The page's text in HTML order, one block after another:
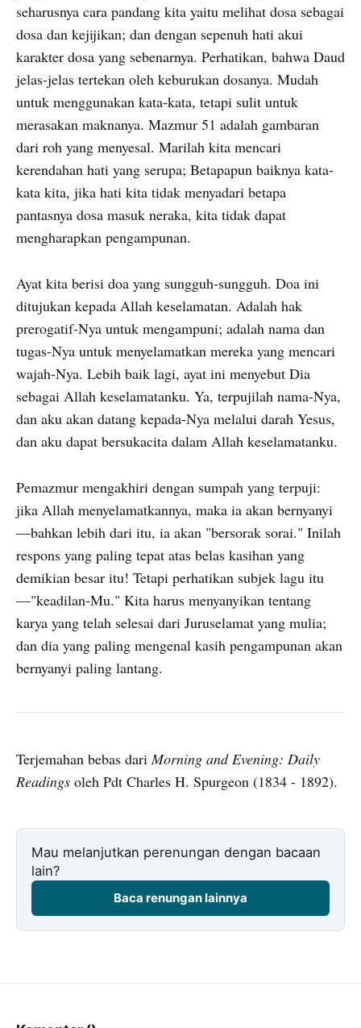
seharusnya cara pandang kita yaitu melihat dosa sebagai
dosa dan kejijikan; dan dengan sepenuh hati akui
karakter dosa yang sebenarnya. Perhatikan, bahwa Daud
jelas-jelas tertekan oleh keburukan dosanya. Mudah
untuk menggunakan kata-kata, tetapi sulit untuk
merasakan maknanya. Mazmur 51 adalah gambaran
dari roh yang menyesal. Marilah kita mencari
kerendahan hati yang serupa; Betapapun baiknya kata-
kata kita, jika hati kita tidak menyadari betapa
pantasnya dosa masuk neraka, kita tidak dapat
mengharapkan pengampunan.
Ayat kita berisi doa yang sungguh-sungguh. Doa ini
ditujukan kepada Allah keselamatan. Adalah hak
prerogatif-Nya untuk mengampuni; adalah nama dan
tugas-Nya untuk menyelamatkan mereka yang mencari
wajah-Nya. Lebih baik lagi, ayat ini menyebut Dia
sebagai Allah keselamatanku. Ya, terpujilah nama-Nya,
dan aku akan datang kepada-Nya melalui darah Yesus,
dan aku dapat bersukacita dalam Allah keselamatanku.
Pemazmur mengakhiri dengan sumpah yang terpuji:
jika Allah menyelamatkannya, maka ia akan bernyanyi
—bahkan lebih dari itu, ia akan "bersorak sorai." Inilah
respons yang paling tepat atas belas kasihan yang
demikian besar itu! Tetapi perhatikan subjek lagu itu
—"keadilan-Mu." Kita harus menyanyikan tentang
karya yang telah selesai dari Juruselamat yang mulia;
dan dia yang paling mengenal kasih pengampunan akan
bernyanyi paling lantang.
Terjemahan bebas dariMorning and Evening: Daily
Readings oleh Pdt Charles H. Spurgeon (1834 - 1892).
Mau melanjutkan perenungan dengan bacaan
lain?
Baca renungan lainnya